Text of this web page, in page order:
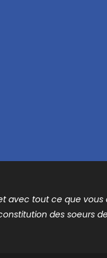
avec tout ce que
des soeurs